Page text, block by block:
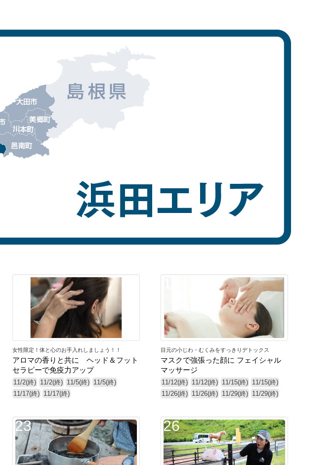
12
女性限定！体と心のお手入れしましょう！！
アロマの香りと共に ヘッド＆フット
セラピーで免疫力アップ
11/2(終) 11/2(終) 11/5(終) 11/5(終)
11/17(終) 11/17(終)
目元の小じわ・むくみをすっきりデトックス
マスクで強張った顔に フェイシャル
マッサージ
11/12(終) 11/12(終) 11/15(終) 11/15(終)
11/26(終) 11/26(終) 11/29(終) 11/29(終)
23 26